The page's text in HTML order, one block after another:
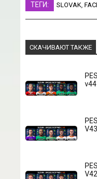
ТЕГИ: SLOVAK,
СКАЧИВАЮТ ТАКЖЕ
v44
V43
V42